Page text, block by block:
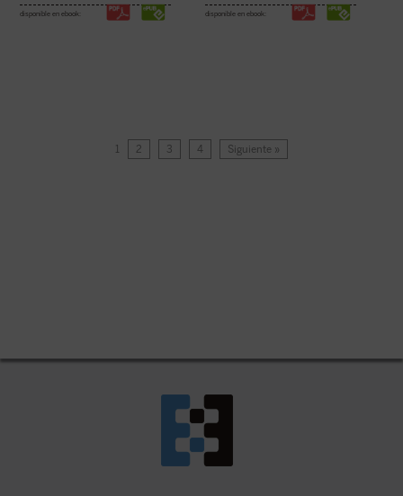
disponible en ebook: disponible en ebook:
1 2 3 4 Siguiente »